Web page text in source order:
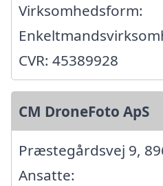
Virksomhedsform:
CVR: 45389928
CM DroneFoto ApS
Præstegårdsvej 9,
Ansatte: